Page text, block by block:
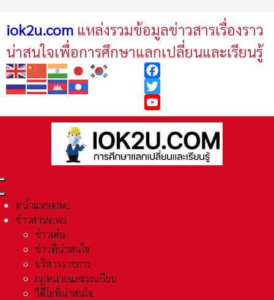
iok2u.com แหล่งรวมข้อมูลข่าวสารเรื่องราว
น่าสนใจเพื่อการศึกษาแลกเปลี่ยนและเรียนรู้
Facebook
Twitter
YouTube
หน้าแรกHOME
ข่าวสารNEWS
ข่าวเด่น
ข่าวที่น่าสนใจ
บริหารราชการ
กฏหมายและระเเบียบ
วิดีโอที่น่าสนใจ